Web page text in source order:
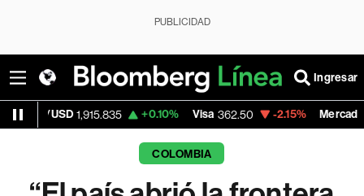
PUBLICIDAD
Ingresar
+0.10% Visa 362.50 -2.15% MercadoLibre 1,821.795
COLOMBIA